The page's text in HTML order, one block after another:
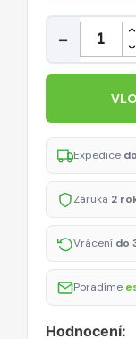
Množství
−
Expedice
Záruka 2
Vrácení do
Poradíme
Hodnocení: